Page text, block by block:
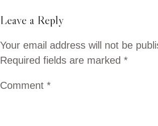
Leave a Reply
Your email address will not be
Required fields are marked *
Comment *